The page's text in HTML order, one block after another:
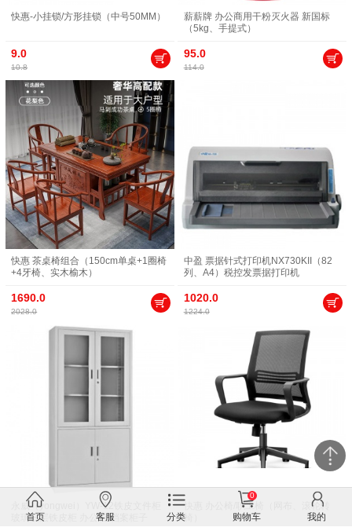
快惠-小挂锁/方形挂锁（中号50MM）
9.0
10.8
薪薪牌 办公商用干粉灭火器 新国标
（5kg、手提式）
95.0
114.0
快惠 茶桌椅组合（150cm单桌+1圈椅
+4牙椅、实木榆木）
1690.0
2028.0
中盈 票据针式打印机NX730KII（82
列、A4）税控发票据打印机
1020.0
1224.0
永威（yongwei）YW-12铁皮文件柜
玻璃三层铁皮柜 办公柜 档案柜子
快惠 办公椅/职工椅（网布、滚轮转
椅）
首页 客服 分类
0
购物车 我的